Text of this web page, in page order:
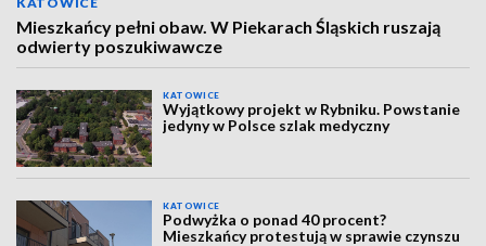
Mieszkańcy pełni obaw. W Piekarach Śląskich ruszają
odwierty poszukiwawcze
KATOWICE
Wyjątkowy projekt w Rybniku. Powstanie
jedyny w Polsce szlak medyczny
KATOWICE
Podwyżka o ponad 40 procent?
Mieszkańcy protestują w sprawie czynszu